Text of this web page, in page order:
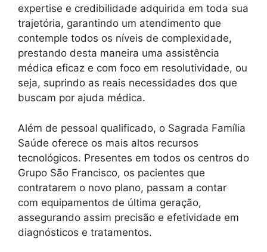
expertise e credibilidade adquirida em toda sua
trajetória, garantindo um atendimento que
contemple todos os níveis de complexidade,
prestando desta maneira uma assistência
médica eficaz e com foco em resolutividade, ou
seja, suprindo as reais necessidades dos que
buscam por ajuda médica.
Além de pessoal qualificado, o Sagrada Família
Saúde oferece os mais altos recursos
tecnológicos. Presentes em todos os centros do
Grupo São Francisco, os pacientes que
contratarem o novo plano, passam a contar
com equipamentos de última geração,
assegurando assim precisão e efetividade em
diagnósticos e tratamentos.